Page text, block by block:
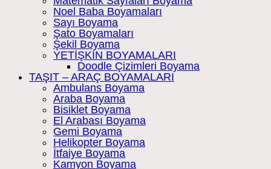
Noel Baba Boyamaları
Sayı Boyama
Şato Boyamaları
Şekil Boyama
YETİŞKİN BOYAMALARI
Doodle Çizimleri Boyama
TAŞIT – ARAÇ BOYAMALARI
Ambulans Boyama
Araba Boyama
Bisiklet Boyama
El Arabası Boyama
Gemi Boyama
Helikopter Boyama
İtfaiye Boyama
Kamyon Boyama